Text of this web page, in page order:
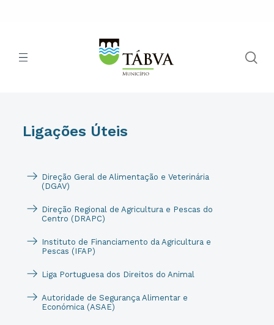
Ligações Úteis
Direção Geral de Alimentação e Veterinária
(DGAV)
Direção Regional de Agricultura e Pescas do
Centro (DRAPC)
Instituto de Financiamento da Agricultura e
Pescas (IFAP)
Liga Portuguesa dos Direitos do Animal
Autoridade de Segurança Alimentar e
Económica (ASAE)